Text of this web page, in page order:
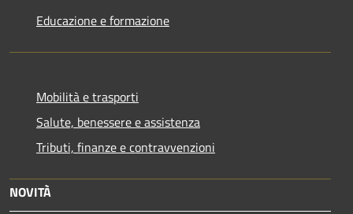
Educazione e formazione
Mobilità e trasporti
Salute, benessere e assistenza
Tributi, finanze e contravvenzioni
NOVITÀ